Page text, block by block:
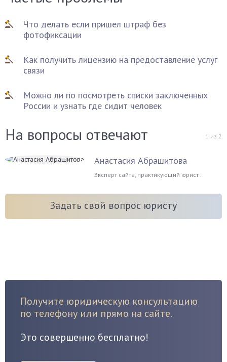
Что делать если пришел штраф без
фотофиксации
Как получить лицензию на предоставление услуг
связи
Можно ли по посмотреть списки заключенных
России и узнать где сидит человек
На вопросы отвечают 1 из 2
Анастасия Абрашитова
Эксперт сайта, практикующий юрист .
Задать свой вопрос юристу
Получите юридическую консультацию
по телефону или прямо на сайте.
Это совершенно бесплатно!